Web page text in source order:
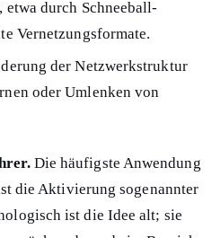
etwa durch Schneeball-
Vernetzungsformate.
der Netzwerkstruktur
oder Umlenken von
Die häufigste Anwendung
die Aktivierung sogenannter
ist die Idee alt; sie